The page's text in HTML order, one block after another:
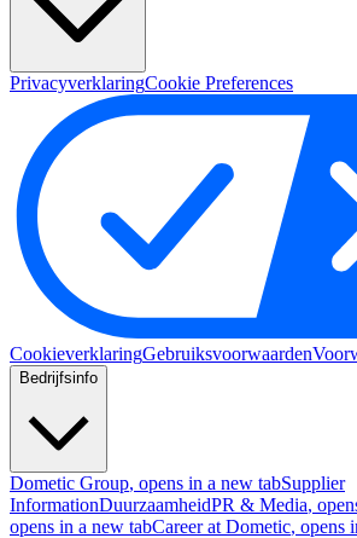
PrivacyverklaringCookie Preferences
CookieverklaringGebruiksvoorwaarden
Bedrijfsinfo
Dometic Group, opens in a new tabSupplier
InformationDuurzaamheidPR & Media,
opens in a new tabCareer at Dometic, opens